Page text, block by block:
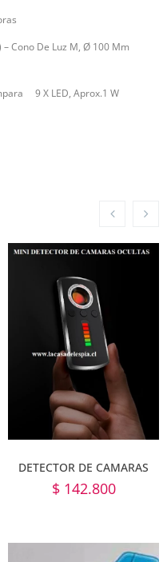
– Cono De Luz M, Ø 100 Mm
9 X LED, Aprox.1 W
DETECTOR DE CAMARAS
$142.800